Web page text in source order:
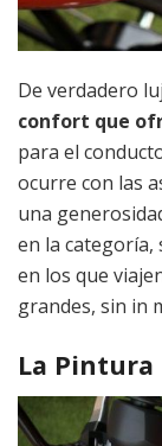
De verdadero
confort que
para el
ocurre con las
una
en la categoría,
en los que
grandes, sin in
La Pintura